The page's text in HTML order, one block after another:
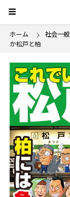
ホーム 社会一般
か松戸と柏